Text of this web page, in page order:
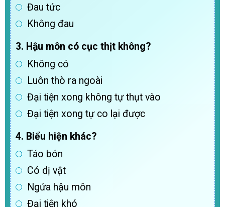
Đau tức
Không đau
3. Hậu môn có cục thịt không?
Không có
Luôn thò ra ngoài
Đại tiện xong không tự thụt vào
Đại tiện xong tự co lại được
4. Biểu hiện khác?
Táo bón
Có dị vật
Ngứa hậu môn
Đại tiện khó